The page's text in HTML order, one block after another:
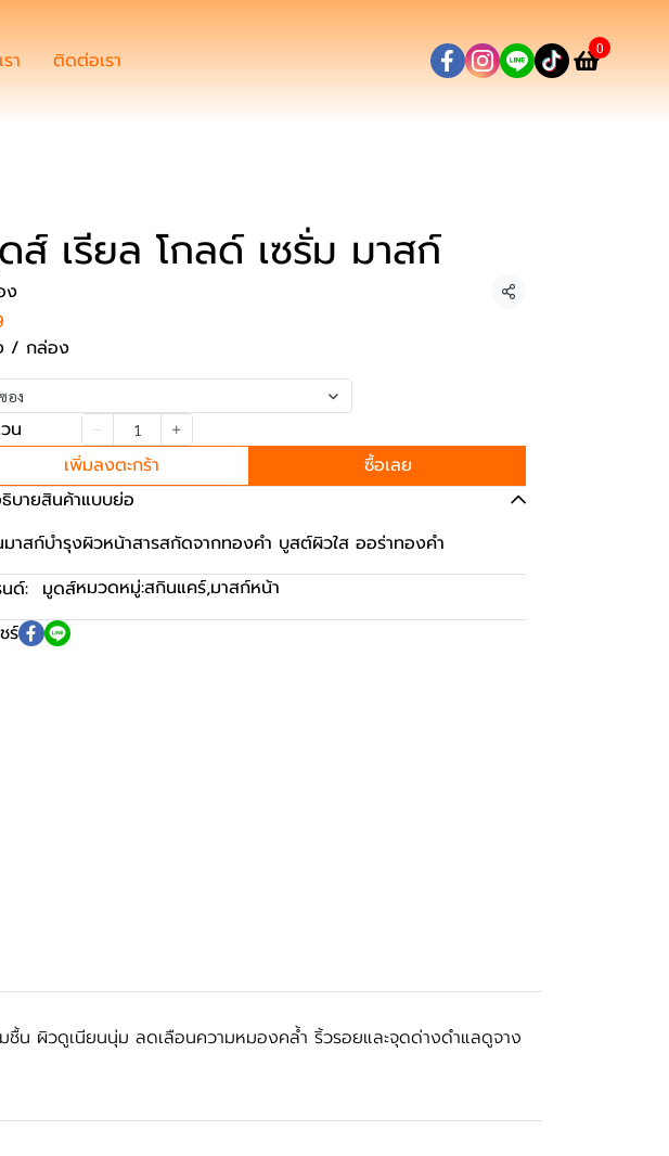
า ติดต่อเรา 0
ส์ เรียล โกลด์ เซรั่ม มาสก์
ง
แชร์
/ กล่อง
อง
น
เพิ่มลงตะกร้า
ซื้อเลย
บายสินค้าแบบย่อ
าสก์บำรุงผิวหน้าสารสกัดจากทองคำ บูสต์ผิวใส ออร่าทองคำ
ด์: มูดส์หมวดหมู่:สกินแคร์,มาสก์หน้า
ร์
ผิวดูเนียนนุ่ม ลดเลือนความหมองคล้ำ ริ้วรอยและจุดด่างดำแลดูจาง